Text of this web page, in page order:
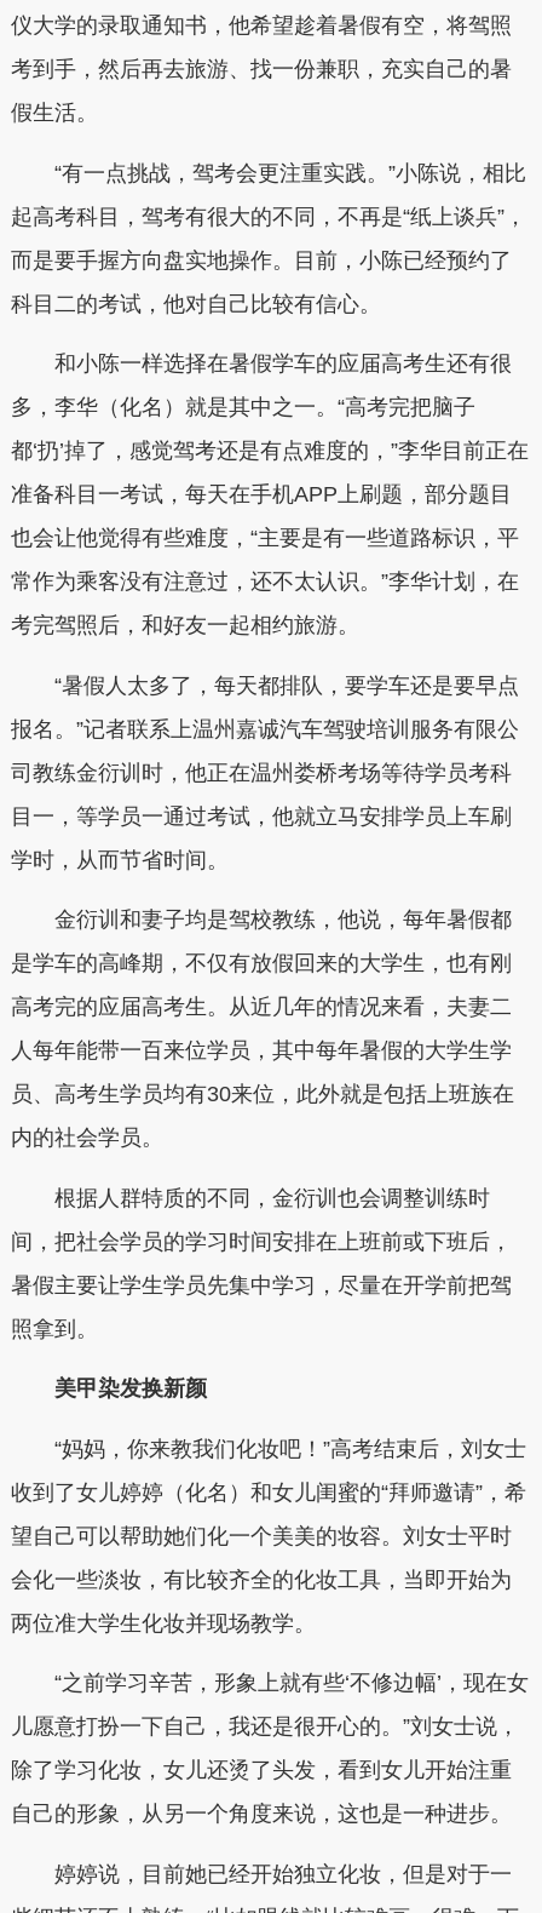
仪大学的录取通知书，他希望趁着暑假有空，将驾照
考到手，然后再去旅游、找一份兼职，充实自己的暑
假生活。
“有一点挑战，驾考会更注重实践。”小陈说，相比
起高考科目，驾考有很大的不同，不再是“纸上谈兵”，
而是要手握方向盘实地操作。目前，小陈已经预约了
科目二的考试，他对自己比较有信心。
和小陈一样选择在暑假学车的应届高考生还有很
多，李华（化名）就是其中之一。“高考完把脑子
都‘扔’掉了，感觉驾考还是有点难度的，”李华目前正在
准备科目一考试，每天在手机APP上刷题，部分题目
也会让他觉得有些难度，“主要是有一些道路标识，平
常作为乘客没有注意过，还不太认识。”李华计划，在
考完驾照后，和好友一起相约旅游。
“暑假人太多了，每天都排队，要学车还是要早点
报名。”记者联系上温州嘉诚汽车驾驶培训服务有限公
司教练金衍训时，他正在温州娄桥考场等待学员考科
目一，等学员一通过考试，他就立马安排学员上车刷
学时，从而节省时间。
金衍训和妻子均是驾校教练，他说，每年暑假都
是学车的高峰期，不仅有放假回来的大学生，也有刚
高考完的应届高考生。从近几年的情况来看，夫妻二
人每年能带一百来位学员，其中每年暑假的大学生学
员、高考生学员均有30来位，此外就是包括上班族在
内的社会学员。
根据人群特质的不同，金衍训也会调整训练时
间，把社会学员的学习时间安排在上班前或下班后，
暑假主要让学生学员先集中学习，尽量在开学前把驾
照拿到。
美甲染发换新颜
“妈妈，你来教我们化妆吧！”高考结束后，刘女士
收到了女儿婷婷（化名）和女儿闺蜜的“拜师邀请”，希
望自己可以帮助她们化一个美美的妆容。刘女士平时
会化一些淡妆，有比较齐全的化妆工具，当即开始为
两位准大学生化妆并现场教学。
“之前学习辛苦，形象上就有些‘不修边幅’，现在女
儿愿意打扮一下自己，我还是很开心的。”刘女士说，
除了学习化妆，女儿还烫了头发，看到女儿开始注重
自己的形象，从另一个角度来说，这也是一种进步。
婷婷说，目前她已经开始独立化妆，但是对于一